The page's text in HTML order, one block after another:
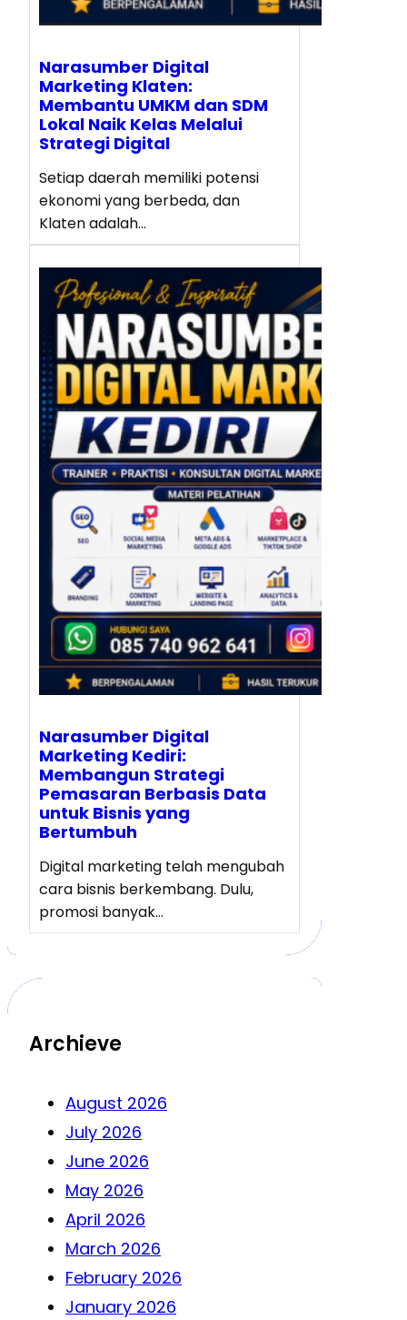
Narasumber Digital
Marketing Klaten:
Membantu UMKM dan SDM
Lokal Naik Kelas Melalui
Strategi Digital
Setiap daerah memiliki potensi
ekonomi yang berbeda, dan
Klaten adalah…
Narasumber Digital
Marketing Kediri:
Membangun Strategi
Pemasaran Berbasis Data
untuk Bisnis yang
Bertumbuh
Digital marketing telah mengubah
cara bisnis berkembang. Dulu,
promosi banyak…
Archieve
August 2026
July 2026
June 2026
May 2026
April 2026
March 2026
February 2026
January 2026